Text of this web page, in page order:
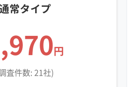
・抗菌 消臭処理
を合わせると詳細な説明が表示されます。
常タイプ
円
査件数: 21社)